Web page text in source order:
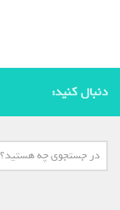
دنبال کنید: